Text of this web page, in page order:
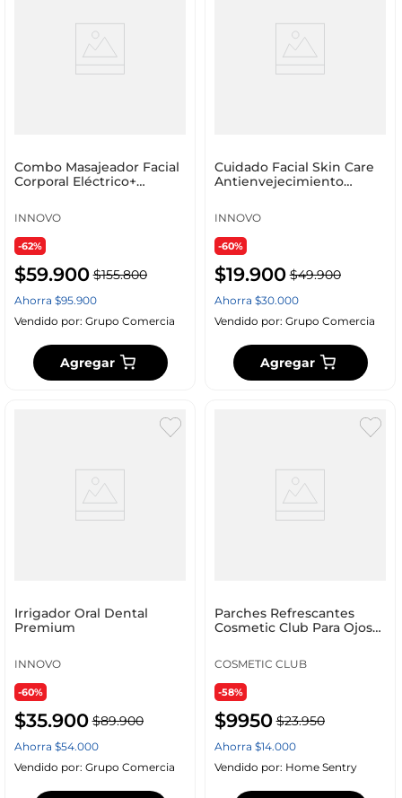
Combo Masajeador Facial
Corporal Eléctrico+
Con Velcro + Obsequio
INNOVO
-62%
$59.900 $155.800
Ahorra $95.900
Vendido por: Grupo Comercia
Agregar
Cuidado Facial Skin Care
Antienvejecimiento
INNOVO
-60%
$19.900 $49.900
Ahorra $30.000
Vendido por: Grupo Comercia
Agregar
Irrigador Oral Dental
Premium
INNOVO
-60%
$35.900 $89.900
Ahorra $54.000
Vendido por: Grupo Comercia
Parches Refrescantes
Cosmetic Club Para Ojos
COSMETIC CLUB
-58%
$9950 $23.950
Ahorra $14.000
Vendido por: Home Sentry